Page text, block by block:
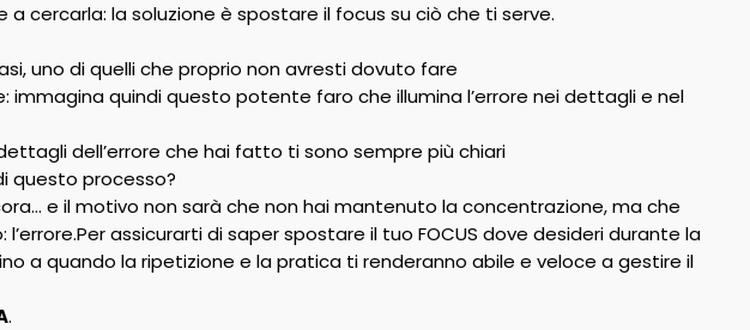
cercarla: la soluzione è spostare il focus su ciò che ti serve.
uno di quelli che proprio non avresti dovuto fare
immagina quindi questo potente faro che illumina l’errore nei dettagli e nel
dell’errore che hai fatto ti sono sempre più chiari
questo processo?
e il motivo non sarà che non hai mantenuto la concentrazione, ma che
assicurarti di saper spostare il tuo FOCUS dove desideri durante la
a quando la ripetizione e la pratica ti renderanno abile e veloce a gestire il
.